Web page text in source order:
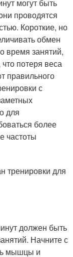
могут быть
проводятся
Короткие, но
обмен
время занятий,
потеря веса
правильного
с
для
более
частоты
тренировки для
должен быть
Начните с
мышцы и